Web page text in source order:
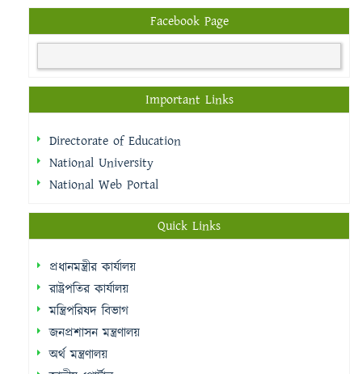
Facebook Page
Important Links
Directorate of Education
National University
National Web Portal
Quick Links
প্রধানমন্ত্রীর কার্যালয়
রাষ্ট্রপতির কার্যালয়
মন্ত্রিপরিষদ বিভাগ
জনপ্রশাসন মন্ত্রণালয়
অর্থ মন্ত্রণালয়